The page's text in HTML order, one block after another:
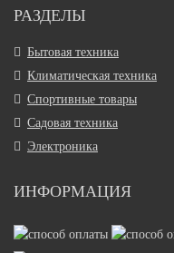
РАЗДЕЛЫ
Бытовая техника
Климатическая техника
Спортивные товары
Садовая техника
Электроника
ИНФОРМАЦИЯ